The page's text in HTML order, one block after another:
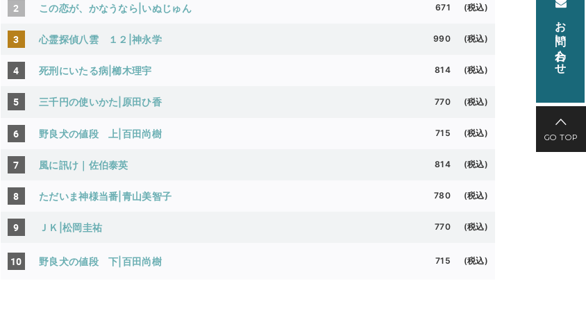
お問い合わせ
GO TOP
2 この恋が、かなうなら|いぬじゅん 671 (税込)
3 心霊探偵八雲 １２|神永学 990 (税込)
4 死刑にいたる病|櫛木理宇 814 (税込)
5 三千円の使いかた|原田ひ香 770 (税込)
6 野良犬の値段 上|百田尚樹 715 (税込)
7 風に訊け｜佐伯泰英 814 (税込)
8 ただいま神様当番|青山美智子 780 (税込)
9 ＪＫ|松岡圭祐 770 (税込)
10 野良犬の値段 下 |百田尚樹 715 (税込)